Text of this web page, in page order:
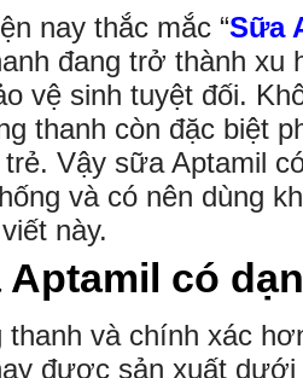
nay thắc mắc “Sữa
đang trở thành
vệ sinh tuyệt đối.
thanh còn đặc biệt
Vậy sữa Aptamil
và có nên dùng
này.
Aptamil có
thanh và chính xác
được sản xuất